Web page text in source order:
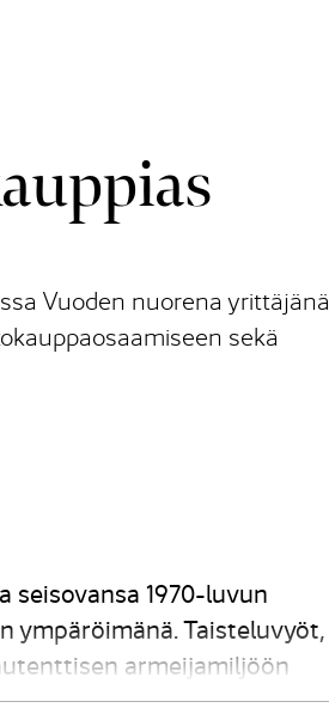
Vuoden nuorena
sekä
seisovansa 1970-luvun
ympäröimänä. ­Taisteluvyöt,
armeijamiljöön
on hänen omien